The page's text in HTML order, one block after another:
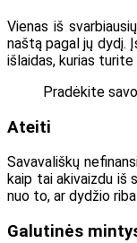
Vienas iš
naštą pagal jų dydį.
išlaidas, kurias
Pradėkite
Ateiti
Savavališkų
kaip tai akivaizdu iš
nuo to, ar dydžio
Galutinės